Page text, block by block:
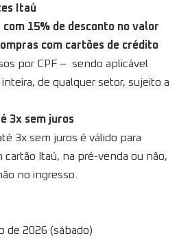
Itaú
15% de desconto no valor
com cartões de crédito
por CPF – sendo aplicável
de qualquer setor, sujeito a
3x sem juros
3x sem juros é válido para
cartão Itaú, na pré-venda ou não,
no ingresso.
de 2026 (sábado)